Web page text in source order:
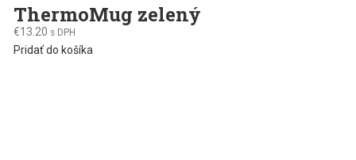
ThermoMug zelený
€13.20 s DPH
Pridať do košíka